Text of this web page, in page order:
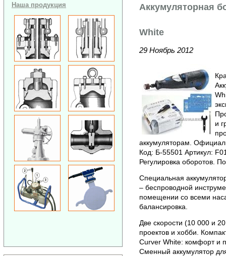
Наша продукция Аккумуляторная
White
29 Ноябрь 2012
и
аккумуляторам.
Код: Б-55501 Артикул:
Регулировка оборотов.
Специальная
– беспроводной
помещении со всеми
балансировка.
Две скорости (10 000 и
проектов и хобби.
Curver White: комфорт и
Сменный аккумулятор